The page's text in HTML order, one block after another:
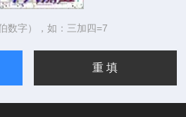
数字），如：三加四=7